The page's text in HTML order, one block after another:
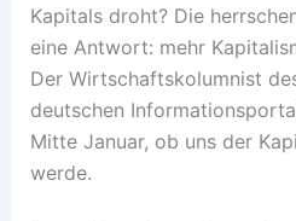
Kapitals droht? Die
eine Antwort: mehr
Der Wirtschaftskolumnist
deutschen
Mitte Januar, ob uns der
werde.